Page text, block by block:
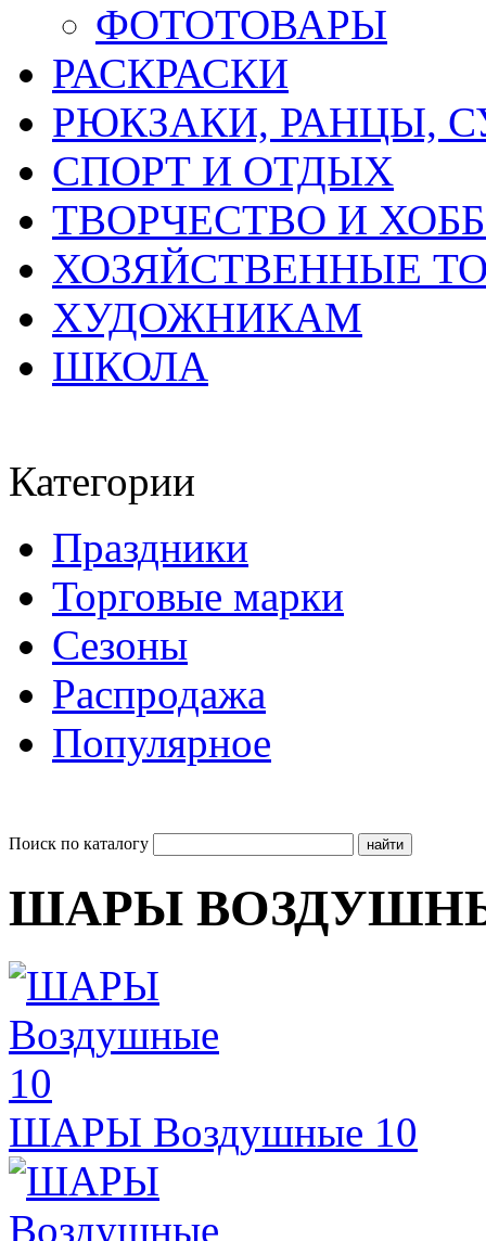
ФОТОТОВАРЫ
РАСКРАСКИ
РЮКЗАКИ, РАНЦЫ,
СПОРТ И ОТДЫХ
ТВОРЧЕСТВО И
ХОЗЯЙСТВЕННЫЕ
ХУДОЖНИКАМ
ШКОЛА
Категории
Праздники
Торговые марки
Сезоны
Распродажа
Популярное
Поиск по каталогу
ШАРЫ
ШАРЫ Воздушные 10